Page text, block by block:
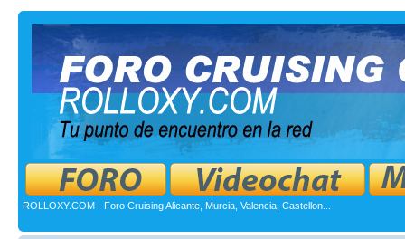
ROLLOXY.COM - Foro Cruising Alicante, Murcia, Valencia, Castellon...